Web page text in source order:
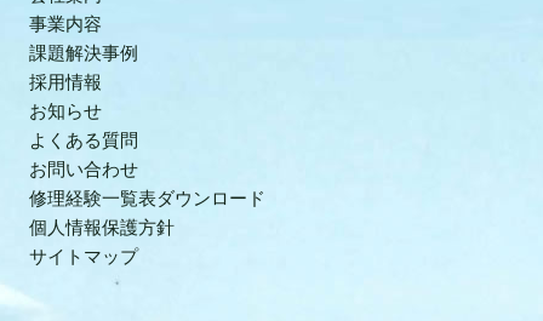
事業内容
課題解決事例
採用情報
お知らせ
よくある質問
お問い合わせ
修理経験一覧表ダウンロード
個人情報保護方針
サイトマップ